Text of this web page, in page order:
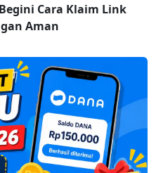
Cara Klaim Link
Aman